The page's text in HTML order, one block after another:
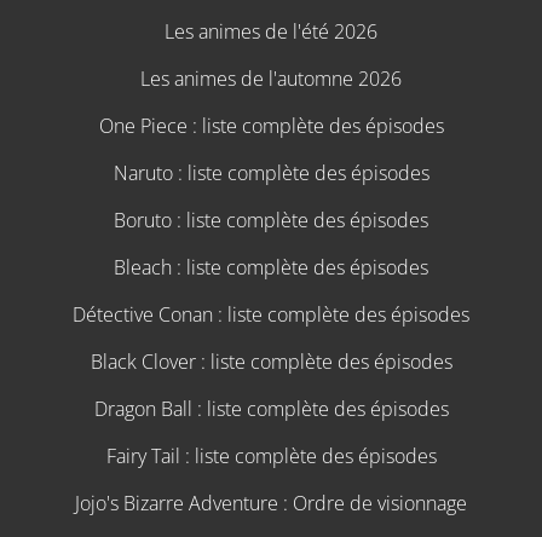
Les animes de l'été 2026
Les animes de l'automne 2026
One Piece : liste complète des épisodes
Naruto : liste complète des épisodes
Boruto : liste complète des épisodes
Bleach : liste complète des épisodes
Détective Conan : liste complète des épisodes
Black Clover : liste complète des épisodes
Dragon Ball : liste complète des épisodes
Fairy Tail : liste complète des épisodes
Jojo's Bizarre Adventure : Ordre de visionnage